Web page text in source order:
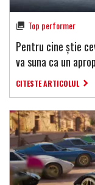
Top performer
Pentru cine știe
va suna ca un
CITESTE ARTICOLUL